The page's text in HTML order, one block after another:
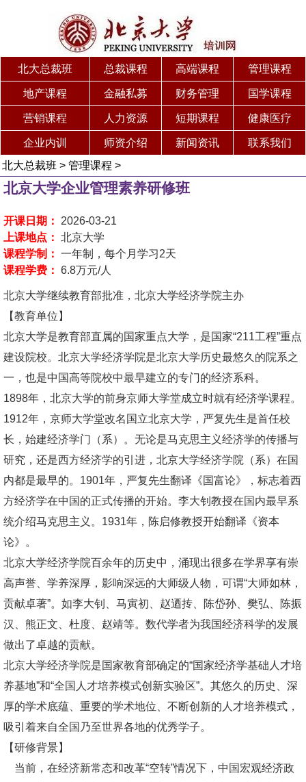
北大总裁班 总裁课程 高端课程 管理课程
地产课程 金融私募 财务管理 国学课程
营销课程 人力资源 短期课程 健康医疗
企业内训 师资介绍 新闻资讯
联系我们
北大总裁班 > 管理课程 >
北京大学企业管理素养研修班
开课日期： 2026-03-21
上课地点： 北京大学
课程学制： 一年制，每个月学习2天
课程学费： 6.8万元/人
北京大学继续教育部批准，北京大学经济学院主办
【教育单位】
北京大学是教育部直属的国家重点大学，是国家“211工程”重点
建设院校。北京大学经济学院是北京大学历史最悠久的院系之
一，也是中国高等院校中最早建立的专门的经济系科。
1898年，北京大学的前身京师大学堂成立时就有经济学课程。
1912年，京师大学堂改名国立北京大学，严复先生是首任校
长，始建经济学门（系）。无论是马克思主义经济学的传播与
研究，还是西方经济学的引进，北京大学经济学院（系）在国
内都是最早的。1901年，严复先生翻译《国富论》，标志着西
方经济学在中国的正式传播的开始。李大钊教授在国内最早系
统介绍马克思主义。1931年，陈启修教授开始翻译《资本
论》。
北京大学经济学院百余年的历史中，涌现出很多在学界享有崇
高声誉、学养深厚，影响深远的大师级人物，可谓“大师如林，
贡献卓著”。如李大钊、马寅初、赵迺抟、陈岱孙、樊弘、陈振
汉、熊正文、杜度、赵靖等。数代学者为我国经济科学的发展
做出了卓越的贡献。
北京大学经济学院是国家教育部确定的“国家经济学基础人才培
养基地”和“全国人才培养模式创新实验区”。其悠久的历史、深
厚的学术底蕴、重要的学术地位、不断创新的人才培养模式，
吸引着来自全国乃至世界各地的优秀学子。
【研修背景】
当前，在经济新常态和改革“空转”情况下，中国宏观经济政